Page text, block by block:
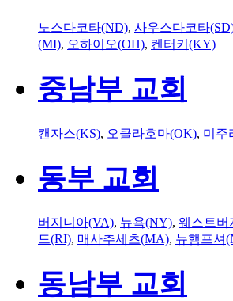
노스다코타(ND), 사우스다코타
(MI), 오하이오(OH), 켄터키(KY)
중남부 교회
캔자스(KS), 오클라호마(OK), 미주
동부 교회
버지니아(VA), 뉴욕(NY), 웨스트버
드(RI), 매사추세츠(MA), 뉴햄프셔
동남부 교회